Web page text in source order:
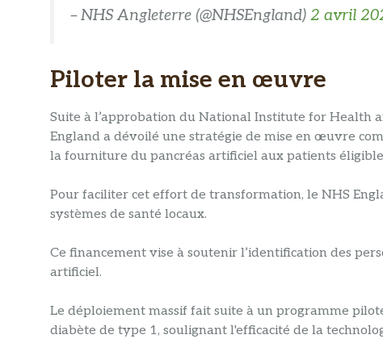
– NHS Angleterre (@NHSEngland) 2 avril
Piloter la mise en œuvre
Suite à l’approbation du National Institute for Health
England a dévoilé une stratégie de mise en œuvre
la fourniture du pancréas artificiel aux patients
Pour faciliter cet effort de transformation, le NHS
systèmes de santé locaux.
Ce financement vise à soutenir l’identification des
artificiel.
Le déploiement massif fait suite à un programme
diabète de type 1, soulignant l'efficacité de la